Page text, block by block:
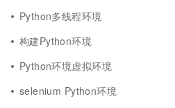
Python多线程环境
构建Python环境
Python环境虚拟环境
selenium Python环境